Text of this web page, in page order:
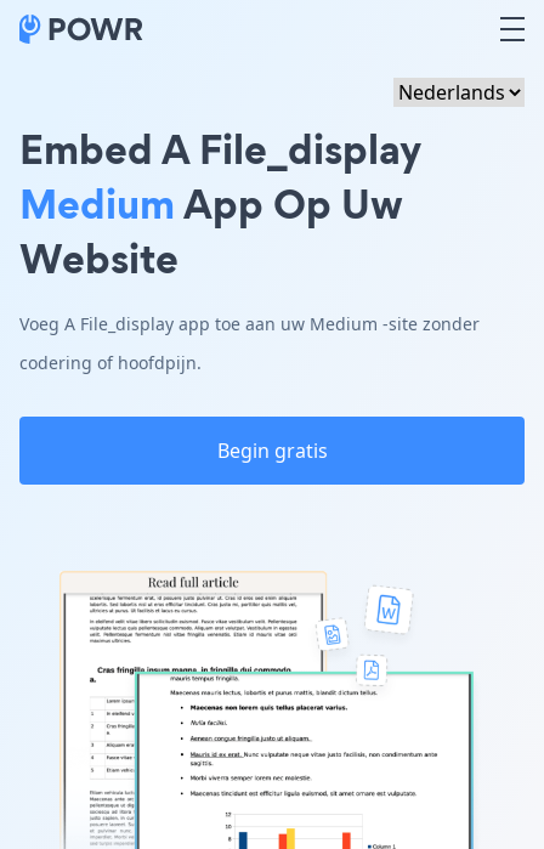
Embed A File_display
MediumApp Op Uw
Website
Voeg A File_display app toe aan uw Medium -site zonder
codering of hoofdpijn.
Begin gratis